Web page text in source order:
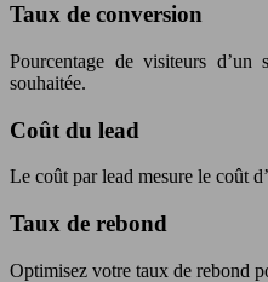
Taux de conversion
Pourcentage de visiteurs
souhaitée.
Coût du lead
Le coût par lead mesure le coût
Taux de rebond
Optimisez votre taux de rebond